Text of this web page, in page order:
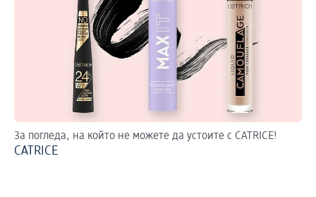
За погледа, на който не можете да устоите с CATRICE!
CATRICE